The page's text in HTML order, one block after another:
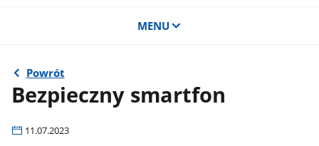
MENU
Powrót
Bezpieczny smartfon
11.07.2023